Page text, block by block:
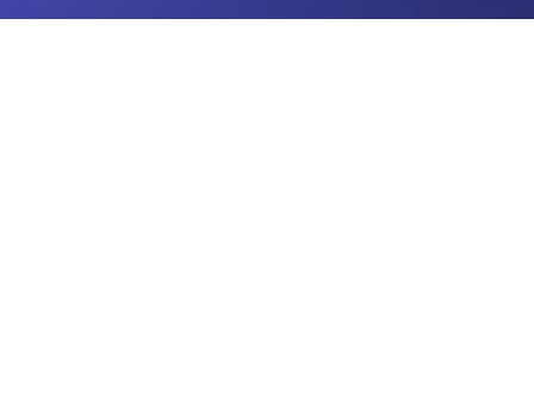
CONTACTEZ-NOUS